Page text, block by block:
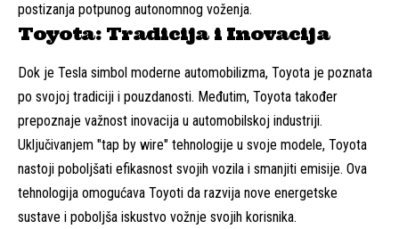
postizanja potpunog autonomnog voženja.
Toyota: Tradicija i Inovacija
Dok je Tesla simbol moderne automobilizma, Toyota je poznata
po svojoj tradiciji i pouzdanosti. Međutim, Toyota također
prepoznaje važnost inovacija u automobilskoj industriji.
Uključivanjem "tap by wire" tehnologije u svoje modele, Toyota
nastoji poboljšati efikasnost svojih vozila i smanjiti emisije. Ova
tehnologija omogućava Toyoti da razvija nove energetske
sustave i poboljša iskustvo vožnje svojih korisnika.